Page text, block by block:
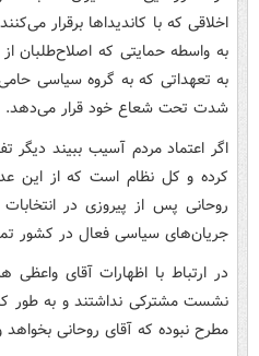
به واسطه حمایتی که اصلاح‌طلبان از
به تعهداتی که به گروه سیاسی
شدت تحت شعاع خود قرار می‌دهد.
اگر اعتماد مردم آسیب ببیند دیگر
کرده و کل نظام است که از این
روحانی پس از پیروزی در
جریان‌های سیاسی فعال در کشور
در ارتباط با اظهارات آقای
نشست مشترکی نداشتند و به طور
مطرح نبوده که آقای روحانی بخواهد